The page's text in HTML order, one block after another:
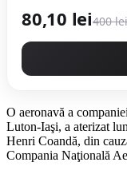
80,10 lei400 lei
O aeronavă a
Luton-Iaşi, a aterizat
Henri Coandă, din
Compania Naţională